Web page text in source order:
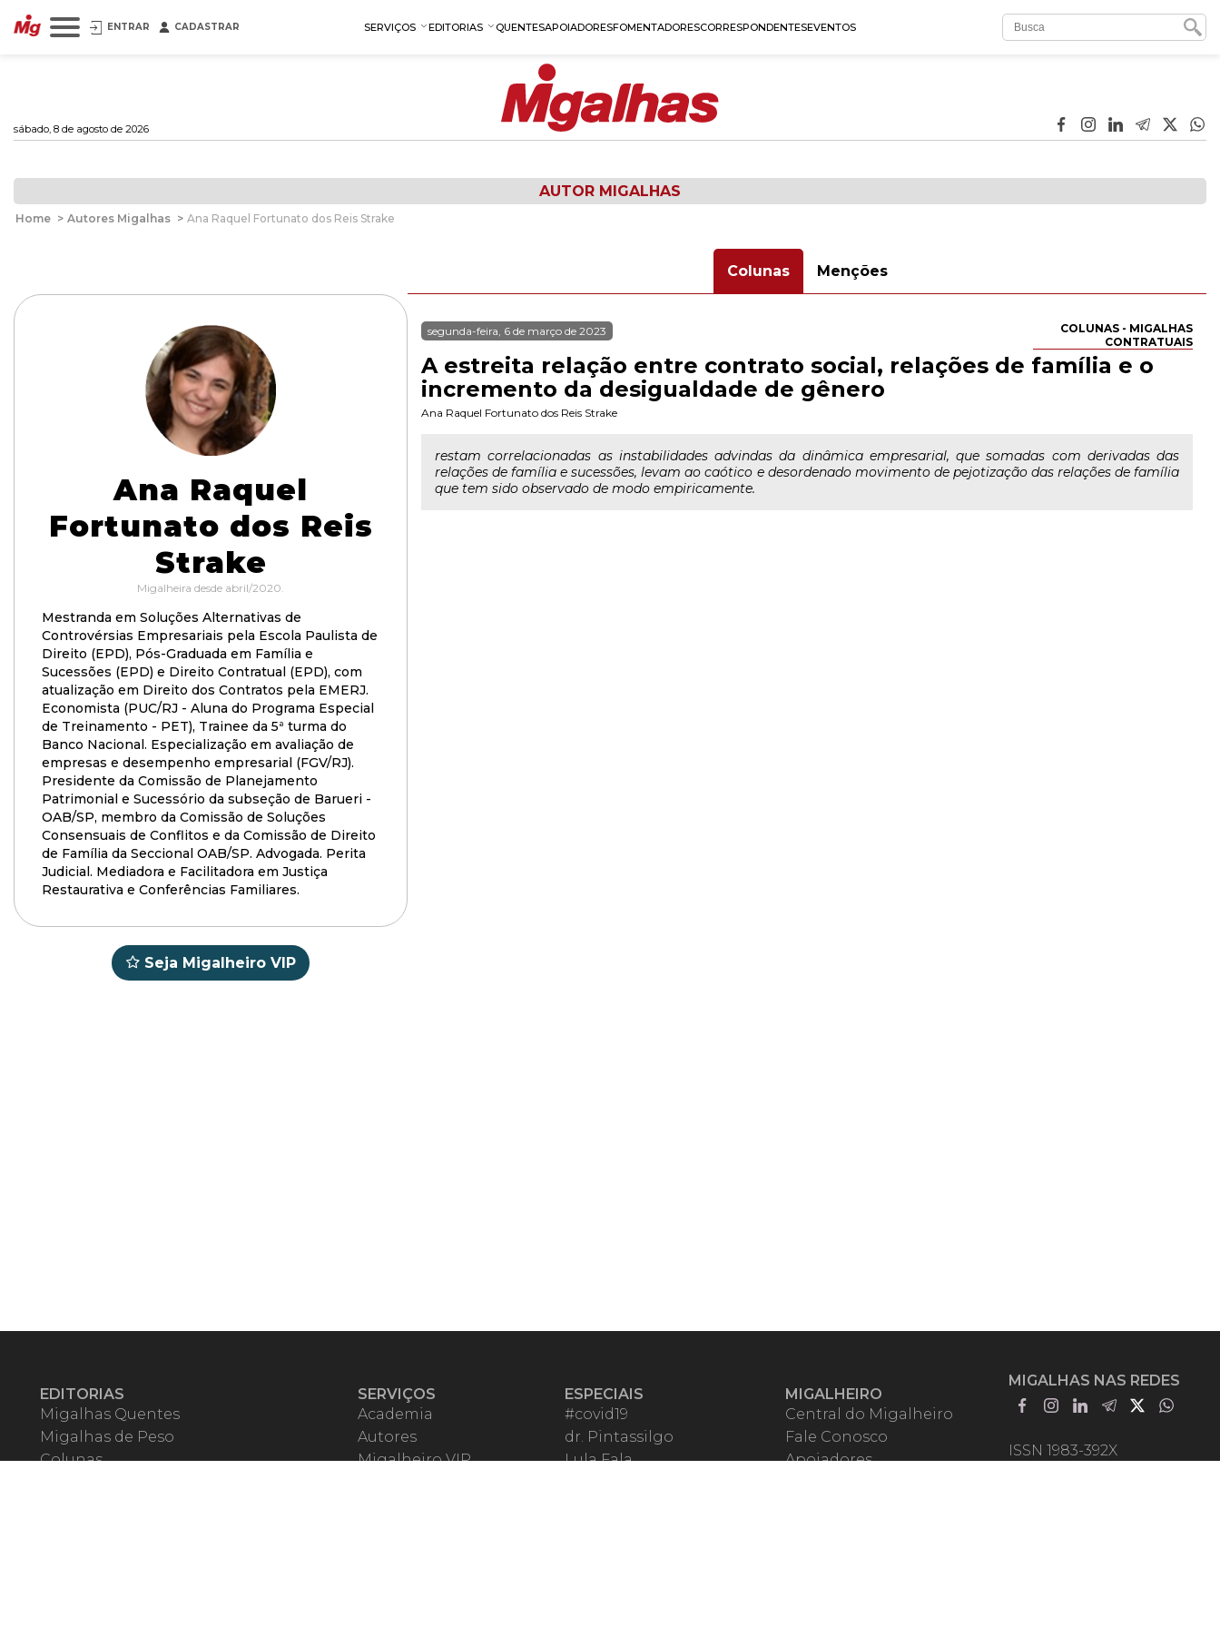
ENTRAR CADASTRAR SERVIÇOS EDITORIAS QUENTESAPOIADORESFOMENTADORESCORRESPONDENTESEVENTOS
sábado, 8 de agosto de 2026
AUTOR MIGALHAS
Home > Autores Migalhas > Ana Raquel Fortunato dos Reis Strake
Ana Raquel
Fortunato dos Reis
Strake
Migalheira desde abril/2020.
Mestranda em Soluções Alternativas de
Controvérsias Empresariais pela Escola Paulista de
Direito (EPD), Pós-Graduada em Família e
Sucessões (EPD) e Direito Contratual (EPD), com
atualização em Direito dos Contratos pela EMERJ.
Economista (PUC/RJ - Aluna do Programa Especial
de Treinamento - PET), Trainee da 5ª turma do
Banco Nacional. Especialização em avaliação de
empresas e desempenho empresarial (FGV/RJ).
Presidente da Comissão de Planejamento
Patrimonial e Sucessório da subseção de Barueri -
OAB/SP, membro da Comissão de Soluções
Consensuais de Conflitos e da Comissão de Direito
de Família da Seccional OAB/SP. Advogada. Perita
Judicial. Mediadora e Facilitadora em Justiça
Restaurativa e Conferências Familiares.
Seja Migalheiro VIP
Colunas Menções
COLUNAS - MIGALHAS
CONTRATUAIS
segunda-feira, 6 de março de 2023
A estreita relação entre contrato social, relações de família e o
incremento da desigualdade de gênero
Ana Raquel Fortunato dos Reis Strake
restam correlacionadas as instabilidades advindas da dinâmica empresarial, que somadas com derivadas das
relações de família e sucessões, levam ao caótico e desordenado movimento de pejotização das relações de família
que tem sido observado de modo empiricamente.
EDITORIAS
Migalhas Quentes
Migalhas de Peso
Colunas
SERVIÇOS
Academia
Autores
Migalheiro VIP
ESPECIAIS
#covid19
dr. Pintassilgo
Lula Fala
MIGALHEIRO
Central do Migalheiro
Fale Conosco
Apoiadores
MIGALHAS NAS REDES
ISSN 1983-392X